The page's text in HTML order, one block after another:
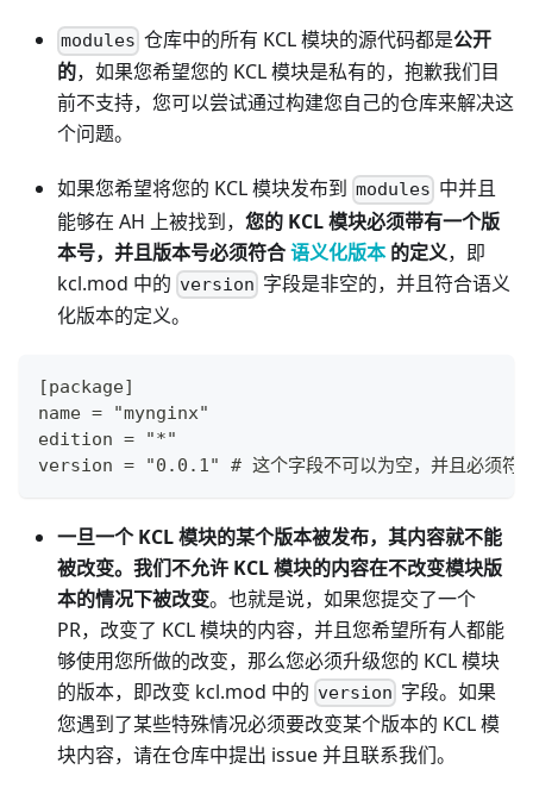
modules 仓库中的所有 KCL 模块的源代码都是公开
的，如果您希望您的 KCL 模块是私有的，抱歉我们目
前不支持，您可以尝试通过构建您自己的仓库来解决这
个问题。
如果您希望将您的 KCL 模块发布到 modules 中并且
能够在 AH 上被找到， 您的 KCL 模块必须带有一个版
本号，并且版本号必须符合语义化版本的定义，即
kcl.mod 中的 version 字段是非空的，并且符合语义
化版本的定义。
[package]
name = "mynginx"
edition = "*"
version = "0.0.1" # 这个字段不可以为空，并且必须符合
一旦一个 KCL 模块的某个版本被发布，其内容就不能
被改变。我们不允许 KCL 模块的内容在不改变模块版
本的情况下被改变。也就是说，如果您提交了一个
PR，改变了 KCL 模块的内容，并且您希望所有人都能
够使用您所做的改变，那么您必须升级您的 KCL 模块
的版本，即改变 kcl.mod 中的 version 字段。如果
您遇到了某些特殊情况必须要改变某个版本的 KCL 模
块内容，请在仓库中提出 issue 并且联系我们。